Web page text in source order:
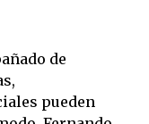
de
pueden